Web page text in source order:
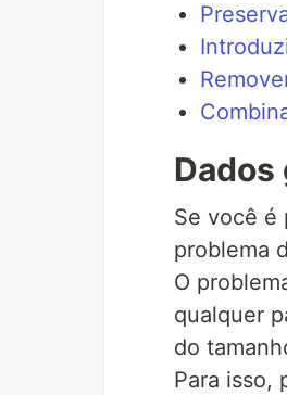
Dados
Se você é
problema
O
qualquer
do
Para isso,